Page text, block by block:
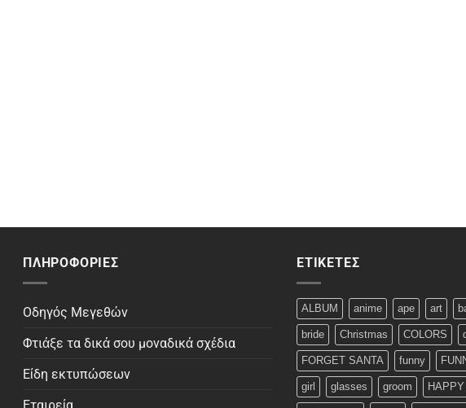
ΠΛΗΡΟΦΟΡΊΕΣ
Οδηγός Μεγεθών
Φτιάξε τα δικά σου μοναδικά σχέδια
Είδη εκτυπώσεων
Εταιρεία
ΕΤΙΚΈΤΕΣ
ALBUM anime ape art
bride Christmas COLORS
FORGET SANTA funny
girl glasses groom